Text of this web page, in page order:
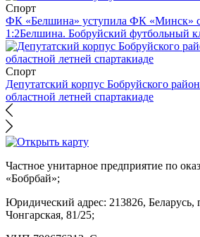
Спорт
ФК «Белшина» уступила ФК «Минск»
1:2Белшина. Бобруйский футбольный
Спорт
Депутатский корпус Бобруйского
областной летней спартакиаде
Частное унитарное предприятие по
«Бобрбай»;
Юридический адрес: 213826, Беларусь,
Чонгарская, 81/25;